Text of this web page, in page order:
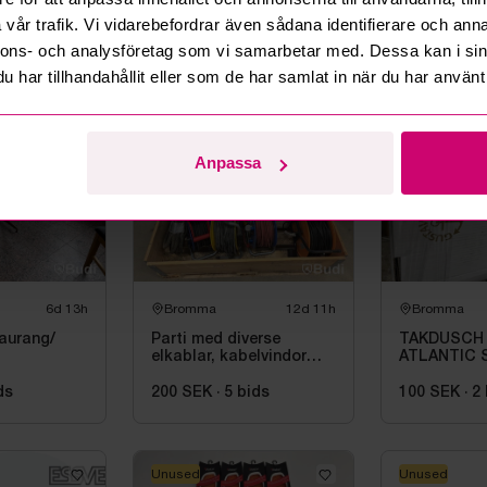
trafik. Vi vidarebefordrar även sådana identifierare och
och analysföretag som vi samarbetar med. Dessa kan i
har tillhandahållit eller som de har samlat in när du har
Anpassa
blandat
Transportlådor 6st, bl.a.
Thermo Future Box
50 SEK · 1 bids
Parti
assietter,
bestick
50 SEK · 1
6d 13h Bromma 12d 11h
Parti med diverse
elkablar, kabelvindor
200 SEK · 5 bids
Bromma
ATLANTIC
160C\/C,
100 SEK · 2
Unused Unused